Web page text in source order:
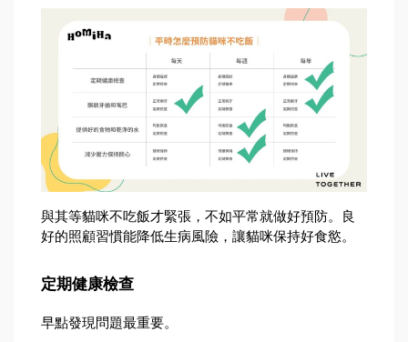
與其等貓咪不吃飯才緊張，不如平常就做好預防。良
好的照顧習慣能降低生病風險，讓貓咪保持好食慾。
定期健康檢查
早點發現問題最重要。